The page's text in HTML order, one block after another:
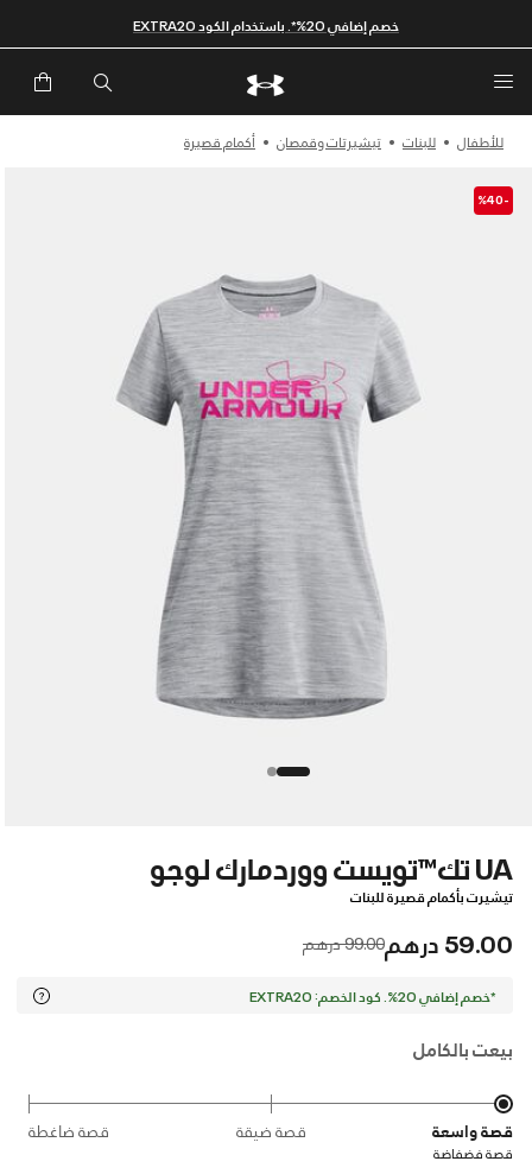
خصم إضافي 20%*. باستخدام الكود EXTRA20
للأطفال للبنات تيشيرتات وقمصان أكمام قصيرة
-%40
UA تك™تويست ووردمارك لوجو
تيشيرت بأكمام قصيرة للبنات
59.00 درهم Price reduced from
99.00 درهم to
*خصم إضافي 20%. كود الخصم: EXTRA20
بيعت بالكامل
قصة واسعة قصة ضيقة قصة ضاغطة
قصة فضفاضة